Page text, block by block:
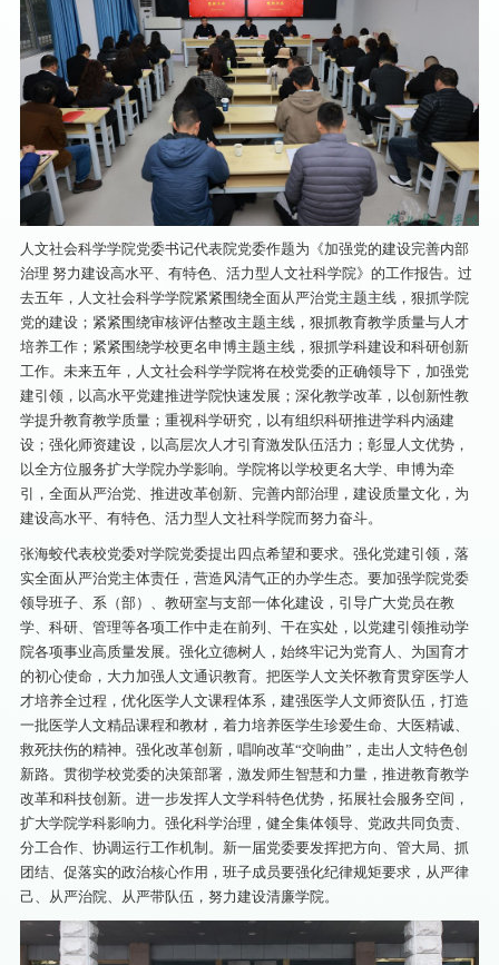
人文社会科学学院党委书记代表院党委作题为《加强党的建设完善内部
治理 努力建设高水平、有特色、活力型人文社科学院》的工作报告。过
去五年，人文社会科学学院紧紧围绕全面从严治党主题主线，狠抓学院
党的建设；紧紧围绕审核评估整改主题主线，狠抓教育教学质量与人才
培养工作；紧紧围绕学校更名申博主题主线，狠抓学科建设和科研创新
工作。未来五年，人文社会科学学院将在校党委的正确领导下，加强党
建引领，以高水平党建推进学院快速发展；深化教学改革，以创新性教
学提升教育教学质量；重视科学研究，以有组织科研推进学科内涵建
设；强化师资建设，以高层次人才引育激发队伍活力；彰显人文优势，
以全方位服务扩大学院办学影响。学院将以学校更名大学、申博为牵
引，全面从严治党、推进改革创新、完善内部治理，建设质量文化，为
建设高水平、有特色、活力型人文社科学院而努力奋斗。
张海蛟代表校党委对学院党委提出四点希望和要求。强化党建引领，落
实全面从严治党主体责任，营造风清气正的办学生态。要加强学院党委
领导班子、系（部）、教研室与支部一体化建设，引导广大党员在教
学、科研、管理等各项工作中走在前列、干在实处，以党建引领推动学
院各项事业高质量发展。强化立德树人，始终牢记为党育人、为国育才
的初心使命，大力加强人文通识教育。把医学人文关怀教育贯穿医学人
才培养全过程，优化医学人文课程体系，建强医学人文师资队伍，打造
一批医学人文精品课程和教材，着力培养医学生珍爱生命、大医精诚、
救死扶伤的精神。强化改革创新，唱响改革“交响曲”，走出人文特色创
新路。贯彻学校党委的决策部署，激发师生智慧和力量，推进教育教学
改革和科技创新。进一步发挥人文学科特色优势，拓展社会服务空间，
扩大学院学科影响力。强化科学治理，健全集体领导、党政共同负责、
分工合作、协调运行工作机制。新一届党委要发挥把方向、管大局、抓
团结、促落实的政治核心作用，班子成员要强化纪律规矩要求，从严律
己、从严治院、从严带队伍，努力建设清廉学院。